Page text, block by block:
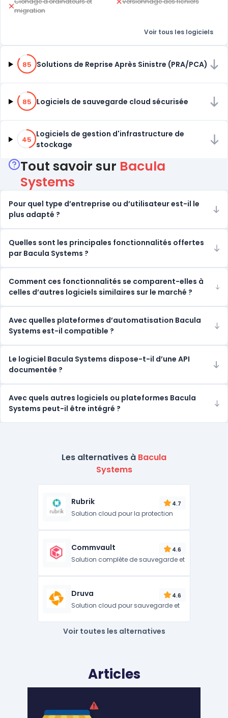
migration
Voir tous les logiciels
85% de compatibilité
85 Solutions de Reprise Après Sinistre (PRA/PCA)
85% de compatibilité
85 Logiciels de sauvegarde cloud sécurisée
45% de compatibilité
45
Logiciels de gestion d'infrastructure de
stockage
Tout savoir sur Bacula
Systems
Pour quel type d’entreprise ou d’utilisateur est-il le
plus adapté ?
Quelles sont les principales fonctionnalités offertes
par Bacula Systems ?
Comment ces fonctionnalités se comparent-elles à
celles d’autres logiciels similaires sur le marché ?
Avec quelles plateformes d’automatisation Bacula
Systems est-il compatible ?
Le logiciel Bacula Systems dispose-t-il d’une API
documentée ?
Avec quels autres logiciels ou plateformes Bacula
Systems peut-il être intégré ?
Les alternatives à Bacula
Systems
Rubrik 4.7
Solution cloud pour la protection
Commvault 4.6
Solution complète de sauvegarde et
Druva 4.6
Solution cloud pour sauvegarde et
Voir toutes les alternatives
Articles